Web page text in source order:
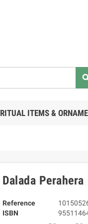
RITUAL ITEMS &
Dalada Perahera
Reference
ISBN